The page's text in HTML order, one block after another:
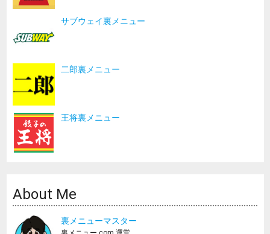
サブウェイ裏メニュー
二郎裏メニュー
王将裏メニュー
About Me
裏メニューマスター